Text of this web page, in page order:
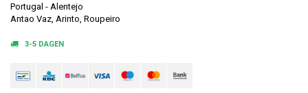
Portugal - Alentejo
Antao Vaz, Arinto, Roupeiro
3-5 DAGEN